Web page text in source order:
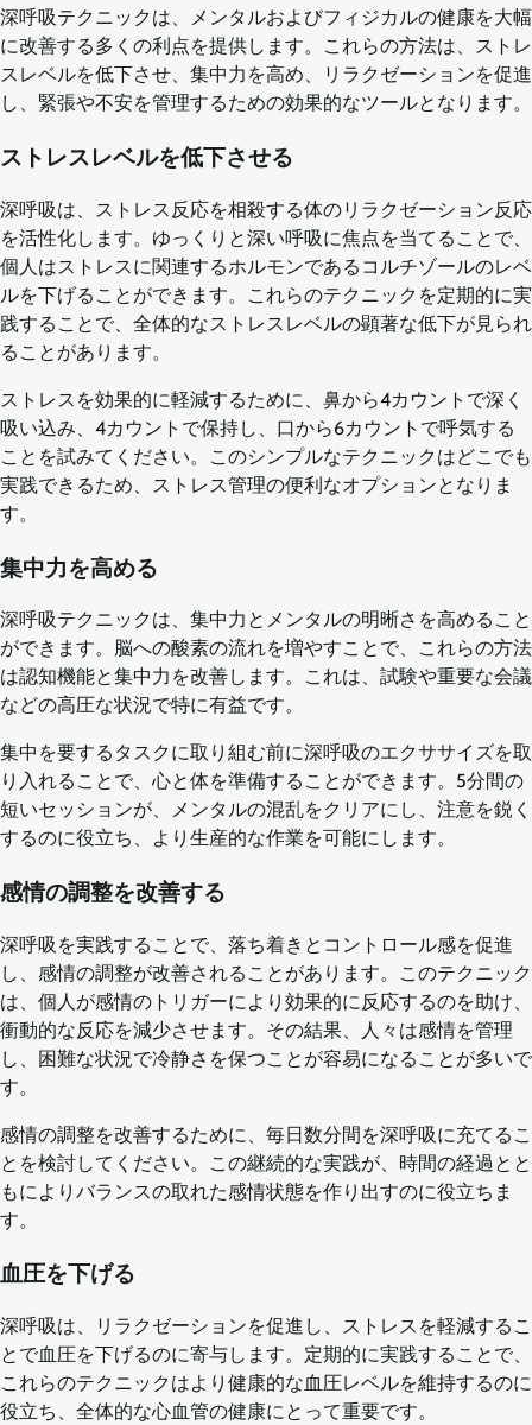
深呼吸テクニックは、メンタルおよびフィジカルの健康を大幅
に改善する多くの利点を提供します。これらの方法は、ストレ
スレベルを低下させ、集中力を高め、リラクゼーションを促進
し、緊張や不安を管理するための効果的なツールとなります。
ストレスレベルを低下させる
深呼吸は、ストレス反応を相殺する体のリラクゼーション反応
を活性化します。ゆっくりと深い呼吸に焦点を当てることで、
個人はストレスに関連するホルモンであるコルチゾールのレベ
ルを下げることができます。これらのテクニックを定期的に実
践することで、全体的なストレスレベルの顕著な低下が見られ
ることがあります。
ストレスを効果的に軽減するために、鼻から4カウントで深く
吸い込み、4カウントで保持し、口から6カウントで呼気する
ことを試みてください。このシンプルなテクニックはどこでも
実践できるため、ストレス管理の便利なオプションとなりま
す。
集中力を高める
深呼吸テクニックは、集中力とメンタルの明晰さを高めること
ができます。脳への酸素の流れを増やすことで、これらの方法
は認知機能と集中力を改善します。これは、試験や重要な会議
などの高圧な状況で特に有益です。
集中を要するタスクに取り組む前に深呼吸のエクササイズを取
り入れることで、心と体を準備することができます。5分間の
短いセッションが、メンタルの混乱をクリアにし、注意を鋭く
するのに役立ち、より生産的な作業を可能にします。
感情の調整を改善する
深呼吸を実践することで、落ち着きとコントロール感を促進
し、感情の調整が改善されることがあります。このテクニック
は、個人が感情のトリガーにより効果的に反応するのを助け、
衝動的な反応を減少させます。その結果、人々は感情を管理
し、困難な状況で冷静さを保つことが容易になることが多いで
す。
感情の調整を改善するために、毎日数分間を深呼吸に充てるこ
とを検討してください。この継続的な実践が、時間の経過とと
もによりバランスの取れた感情状態を作り出すのに役立ちま
す。
血圧を下げる
深呼吸は、リラクゼーションを促進し、ストレスを軽減するこ
とで血圧を下げるのに寄与します。定期的に実践することで、
これらのテクニックはより健康的な血圧レベルを維持するのに
役立ち、全体的な心血管の健康にとって重要です。